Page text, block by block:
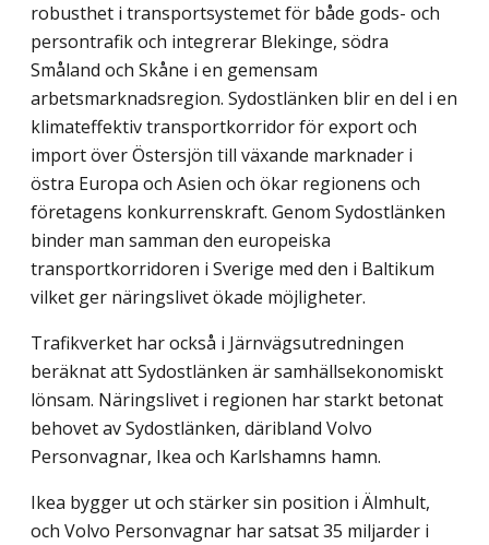
robusthet i transportsystemet för både gods- och
persontrafik och integrerar Blekinge, södra
Småland och Skåne i en gemensam
arbetsmarknadsregion. Sydostlänken blir en del i en
klimateffektiv transportkorridor för export och
import över Östersjön till växande marknader i
östra Europa och Asien och ökar regionens och
företagens konkurrenskraft. Genom Sydostlänken
binder man samman den europeiska
transportkorridoren i Sverige med den i Baltikum
vilket ger näringslivet ökade möjligheter.
Trafikverket har också i Järnvägsutredningen
beräknat att Sydostlänken är samhällsekonomiskt
lönsam. Näringslivet i regionen har starkt betonat
behovet av Sydostlänken, däribland Volvo
Personvagnar, Ikea och Karlshamns hamn.
Ikea bygger ut och stärker sin position i Älmhult,
och Volvo Personvagnar har satsat 35 miljarder i